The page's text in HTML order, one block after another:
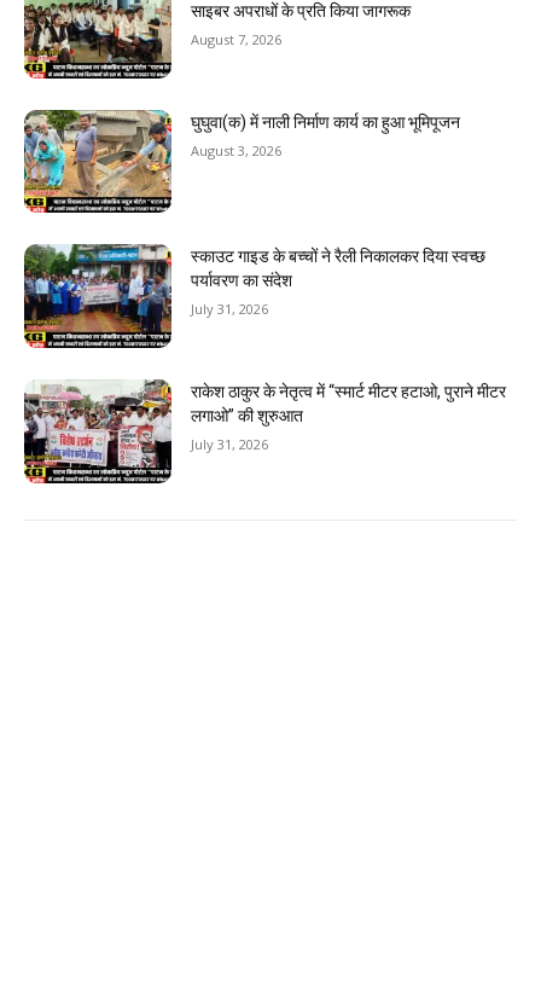
साइबर अपराधों के प्रति किया जागरूक
August 7, 2026
घुघुवा(क) में नाली निर्माण कार्य का हुआ भूमिपूजन
August 3, 2026
स्काउट गाइड के बच्चों ने रैली निकालकर दिया स्वच्छ
पर्यावरण का संदेश
July 31, 2026
राकेश ठाकुर के नेतृत्व में “स्मार्ट मीटर हटाओ, पुराने मीटर
लगाओ” की शुरुआत
July 31, 2026